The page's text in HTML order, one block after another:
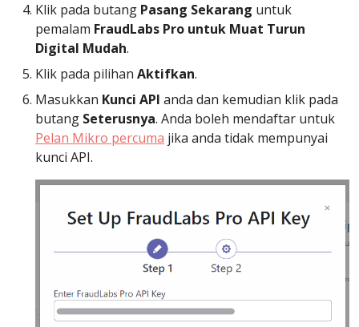
Klik pada butang Pasang Sekarang untuk
pemalam FraudLabs Pro untuk Muat Turun
Digital Mudah.
Klik pada pilihan Aktifkan.
Masukkan Kunci API anda dan kemudian klik pada
butang Seterusnya. Anda boleh mendaftar untuk
Pelan Mikro percuma jika anda tidak mempunyai
kunci API.